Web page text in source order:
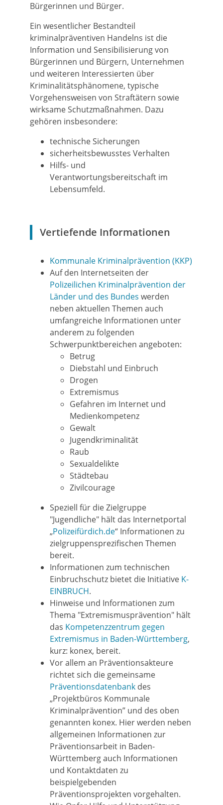
Bürgerinnen und Bürger.
Ein wesentlicher Bestandteil
kriminalpräventiven Handelns ist die
Information und Sensibilisierung von
Bürgerinnen und Bürgern, Unternehmen
und weiteren Interessierten über
Kriminalitätsphänomene, typische
Vorgehensweisen von Straftätern sowie
wirksame Schutzmaßnahmen. Dazu
gehören insbesondere:
technische Sicherungen
sicherheitsbewusstes Verhalten
Hilfs- und
Verantwortungsbereitschaft im
Lebensumfeld.
Vertiefende Informationen
Kommunale Kriminalprävention (KKP)
Auf den Internetseiten der
Polizeilichen Kriminalprävention der
Länder und des Bundes werden
neben aktuellen Themen auch
umfangreiche Informationen unter
anderem zu folgenden
Schwerpunktbereichen angeboten:
Betrug
Diebstahl und Einbruch
Drogen
Extremismus
Gefahren im Internet und
Medienkompetenz
Gewalt
Jugendkriminalität
Raub
Sexualdelikte
Städtebau
Zivilcourage
Speziell für die Zielgruppe
"Jugendliche" hält das Internetportal
„Polizeifürdich.de“ Informationen zu
zielgruppensprezifischen Themen
bereit.
Informationen zum technischen
Einbruchschutz bietet die Initiative K-
EINBRUCH.
Hinweise und Informationen zum
Thema "Extremismusprävention" hält
das Kompetenzzentrum gegen
Extremismus in Baden-Württemberg,
kurz: konex, bereit.
Vor allem an Präventionsakteure
richtet sich die gemeinsame
Präventionsdatenbank des
„Projektbüros Kommunale
Kriminalprävention” und des oben
genannten konex. Hier werden neben
allgemeinen Informationen zur
Präventionsarbeit in Baden-
Württemberg auch Informationen
und Kontaktdaten zu
beispielgebenden
Präventionsprojekten vorgehalten.